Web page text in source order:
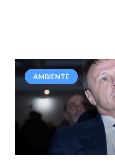
AMBIENTE
Pagina